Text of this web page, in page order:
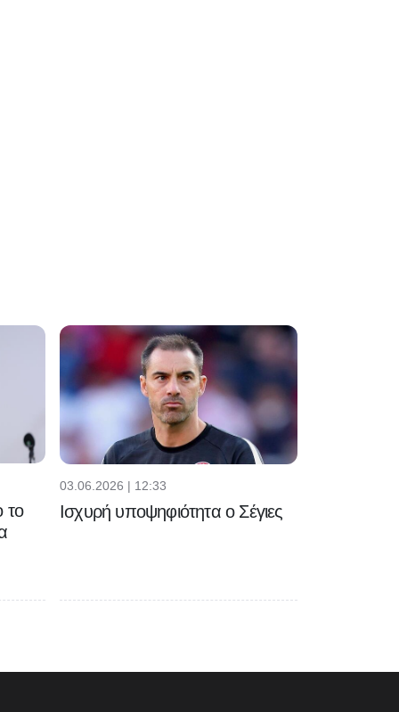
το
03.06.2026 | 12:33
Ισχυρή υποψηφιότητα ο Σέγιες